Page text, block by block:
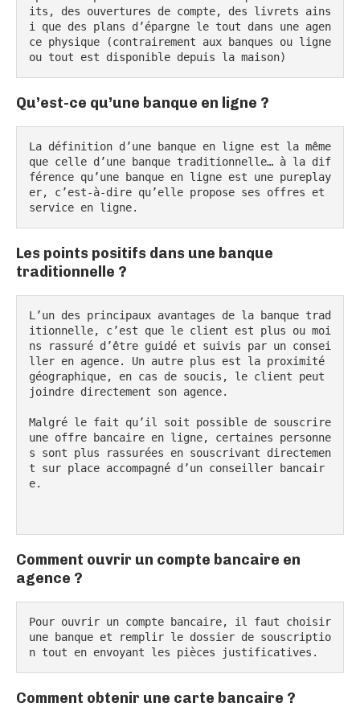
its, des ouvertures de compte, des livrets ains
i que des plans d’épargne le tout dans une agen
ce physique (contrairement aux banques ou ligne
ou tout est disponible depuis la maison)
Qu’est-ce qu’une banque en ligne ?
La définition d’une banque en ligne est la même
que celle d’une banque traditionnelle… à la dif
férence qu’une banque en ligne est une pureplay
er, c’est-à-dire qu’elle propose ses offres et
service en ligne.
Les points positifs dans une banque
traditionnelle ?
L’un des principaux avantages de la banque trad
itionnelle, c’est que le client est plus ou moi
ns rassuré d’être guidé et suivis par un consei
ller en agence. Un autre plus est la proximité
géographique, en cas de soucis, le client peut
joindre directement son agence.
Malgré le fait qu’il soit possible de souscrire
une offre bancaire en ligne, certaines personne
s sont plus rassurées en souscrivant directemen
t sur place accompagné d’un conseiller bancair
e.
Comment ouvrir un compte bancaire en
agence ?
Pour ouvrir un compte bancaire, il faut choisir
une banque et remplir le dossier de souscriptio
n tout en envoyant les pièces justificatives.
Comment obtenir une carte bancaire ?